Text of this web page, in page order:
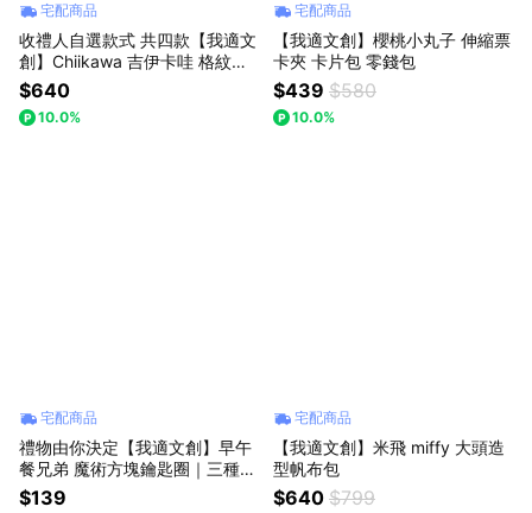
宅配商品
收禮人自選款式 共四款【我適文
創】Chiikawa 吉伊卡哇 格紋蝴
蝶結髮夾
$640
10.0%
宅配商品
【我適文創】櫻桃小丸子 伸縮票
卡夾 卡片包 零錢包
$439 $580
10.0%
宅配商品
禮物由你決定【我適文創】早午
餐兄弟 魔術方塊鑰匙圈｜三種款
式
$139
宅配商品
【我適文創】米飛 miffy 大頭造
型帆布包
$640 $799